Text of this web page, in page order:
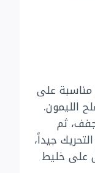
على
الليمون.
ثم
جيداً،
على خليط